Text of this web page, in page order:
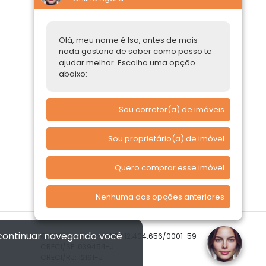
Olá, meu nome é Isa, antes de mais
nada gostaria de saber como posso te
ajudar melhor. Escolha uma opção
abaixo:
Sou corretor(a) de imóveis
Sou proprietário(a) de imóvel
Quero comprar esse imóvel
Nenhuma das opções anteriores
Construtoras
Comprar ou alugar
Quero Comprar
© 2026 Imóvelp • CNPJ 12.404.656/0001-59
navegando você